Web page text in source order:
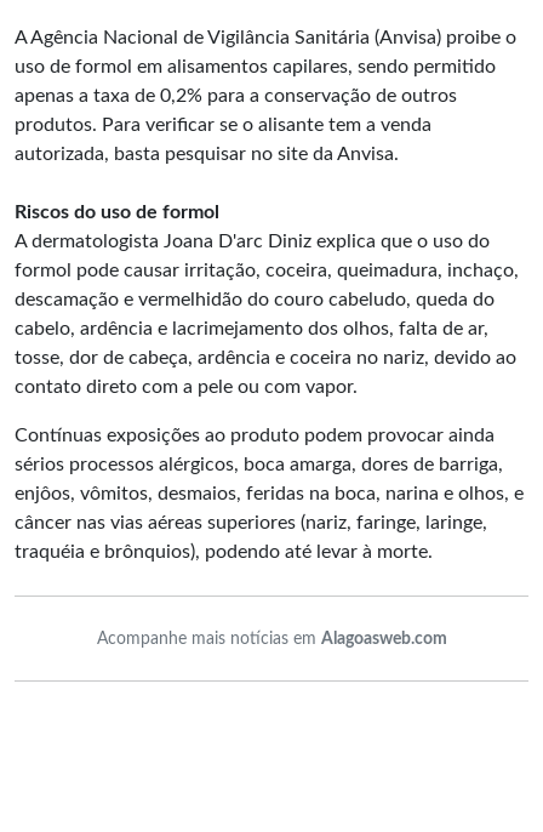
A Agência Nacional de Vigilância Sanitária (Anvisa) proibe o
uso de formol em alisamentos capilares, sendo permitido
apenas a taxa de 0,2% para a conservação de outros
produtos. Para verificar se o alisante tem a venda
autorizada, basta pesquisar no site da Anvisa.
Riscos do uso de formol
A dermatologista Joana D'arc Diniz explica que o uso do
formol pode causar irritação, coceira, queimadura, inchaço,
descamação e vermelhidão do couro cabeludo, queda do
cabelo, ardência e lacrimejamento dos olhos, falta de ar,
tosse, dor de cabeça, ardência e coceira no nariz, devido ao
contato direto com a pele ou com vapor.
Contínuas exposições ao produto podem provocar ainda
sérios processos alérgicos, boca amarga, dores de barriga,
enjôos, vômitos, desmaios, feridas na boca, narina e olhos, e
câncer nas vias aéreas superiores (nariz, faringe, laringe,
traquéia e brônquios), podendo até levar à morte.
Acompanhe mais notícias em Alagoasweb.com